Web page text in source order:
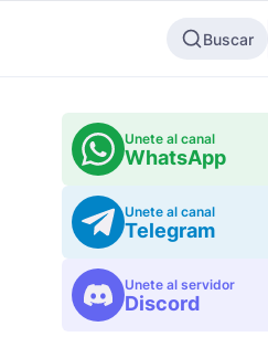
Buscar
Unete al canal
WhatsApp
Unete al canal
Telegram
Unete al servidor
Discord